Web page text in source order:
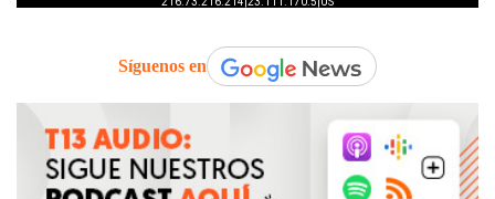
Síguenos en